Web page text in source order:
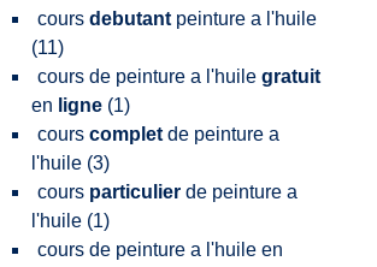
cours debutant peinture a l'huile
(11)
cours de peinture a l'huile gratuit
en ligne (1)
cours complet de peinture a
l'huile (3)
cours particulier de peinture a
l'huile (1)
cours de peinture a l'huile en